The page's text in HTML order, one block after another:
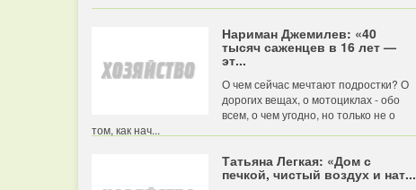
Нариман Джемилев: «40
тысяч саженцев в 16 лет —
эт...
О чем сейчас мечтают подростки? О
дорогих вещах, о мотоциклах - обо
всем, о чем угодно, но только не о
том, как нач...
Татьяна Легкая: «Дом с
печкой, чистый воздух и нат...